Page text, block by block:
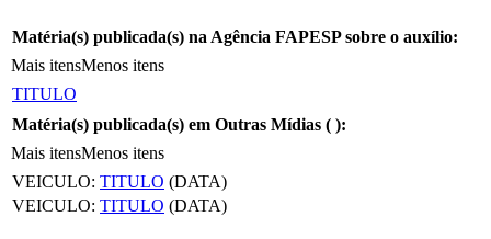
Matéria(s) publicada(s) na Agência FAPESP sobre o auxílio:
Mais itensMenos itens
TITULO
Matéria(s) publicada(s) em Outras Mídias ( ):
Mais itensMenos itens
VEICULO: TITULO (DATA)
VEICULO: TITULO (DATA)